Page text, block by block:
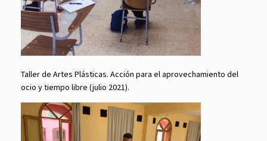
Taller de Artes Plásticas. Acción para el aprovechamiento del
ocio y tiempo libre (julio 2021).